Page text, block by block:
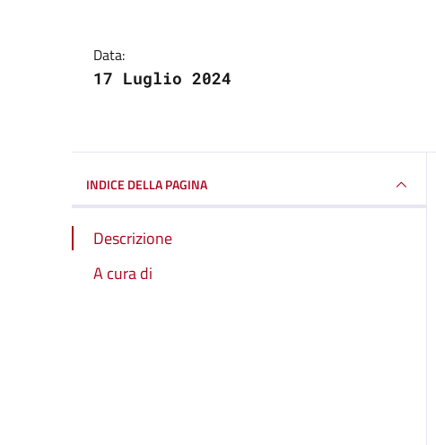
Data:
17 Luglio 2024
INDICE DELLA PAGINA
Descrizione
A cura di